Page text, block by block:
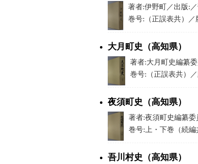
著者:伊野町／出版:
巻号:（正誤表共）／
大月町史（高知県）
著者:大月町史編纂
巻号:（正誤表共）
夜須町史（高知県）
著者:夜須町史編纂委
巻号:上・下巻（続
吾川村史（高知県）